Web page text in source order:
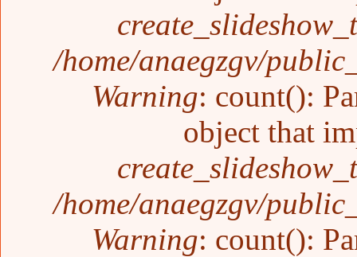
/home/anaegzgv/
Warning: count():
object that
/home/anaegzgv/
Warning: count():